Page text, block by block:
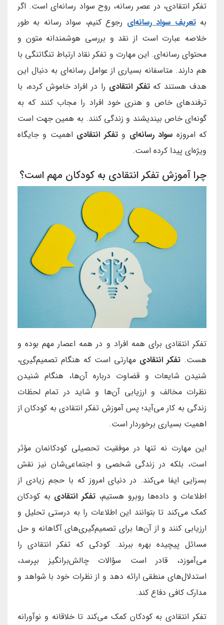
تفکر انتقادی، در عصر رسانه، روح سواد رسانه‌ای است. اگر
بهتعریف سواد رسانه‌ای رجوع کنیم، سواد رسانه به طور
خلاصه عبارت است از نقد و بررسی هوشمندانه متون و
محتوای رسانه‌ای. این مهارت و تفکر نقاد ارتباط تنگاتنگی با
هم دارند. متاسفانه بسیاری از عوامل رسانه‌ای به دنبال این
هدف هستند کهتفکر انتقادی را در افراد خاموش کرده، با
ترفند‌های خاص و هنری خود افراد را مجاب کنند که به
گونه‌ای خاص بیندیشند و زندگی کنند. به همین جهت است
که امروزه سواد رسانه‌ای وتفکر انتقادی اهمیت و جایگاه
ویژه‌ای پیدا کرده است.
چرا آموزش تفکر انتقادی به کودکان مهم است؟
تفکر انتقادی برای همه افراد و در همه اعصار مهم بوده و
هست. تفکر انتقادی مهارتی است که هنگام تصمیم‌گیری،
شنیدن شایعات و قضاوت درباره آن‌ها، هنگام شنیدن
نظرات مخالف و ارزیابی آن‌ها و شاید در تمام لحظات
زندگی به کار می‌آید؛ پس آموزش تفکر انتقادی به کودکان از
اهمیت بسیاری برخوردار است.
این مهارت نه تنها در موفقیت تحصیلی کودکانمان مؤثر
است، بلکه در زندگی شخصی و اجتماعی‌شان نیز نقش
بسزایی ایفا می‌کند. در دنیای امروز که با حجم زیادی از
اطلاعات و داده‌ها روبرو هستیم،تفکر انتقادی به کودکان
کمک می‌کند تا بتوانند این اطلاعات را به درستی تحلیل و
ارزیابی کنند و از آن‌ها برای تصمیم‌گیری‌های آگاهانه و حل
مسائل پیچیده بهره ببرند. کودکی که تفکر انتقادی را
می‌آموزد، قادر است سؤالات چالش‌برانگیز بپرسد،
استدلال‌های منطقی ارائه دهد و از نظرات خود با شواهد و
مدارک کافی دفاع کند.
تفکر انتقادی به کودکان کمک می‌کند تا خلاقانه و نوآورانه